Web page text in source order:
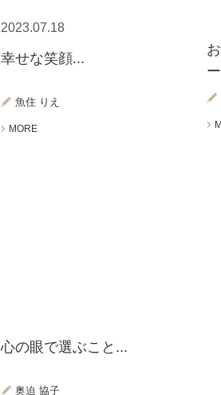
2023.07.18
幸せな笑顔...
魚住 りえ
MORE
心の眼で選ぶこと...
奥迫 協子